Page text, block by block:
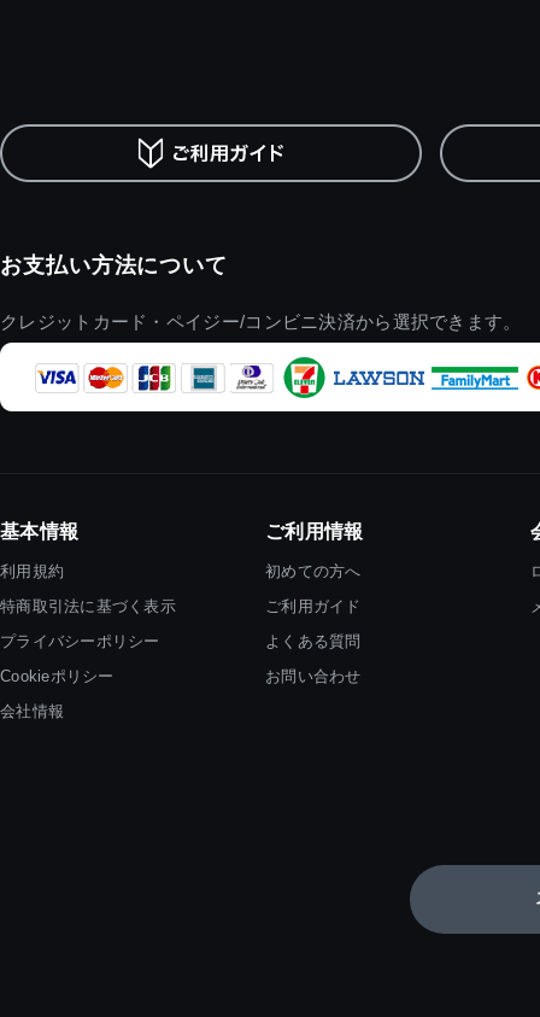
お支払い方法について
クレジットカード・ペイジー/コンビニ決済から選択できます。
基本情報
利用規約
特商取引法に基づく表示
プライバシーポリシー
Cookieポリシー
会社情報
ご利用情報
初めての方へ
ご利用ガイド
よくある質問
お問い合わせ